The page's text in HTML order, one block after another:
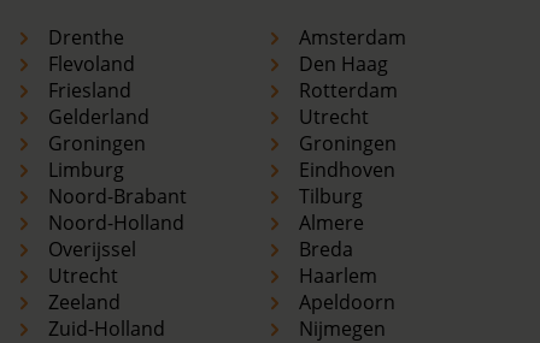
Drenthe
Flevoland
Friesland
Gelderland
Groningen
Limburg
Noord-Brabant
Noord-Holland
Overijssel
Utrecht
Zeeland
Zuid-Holland
Amsterdam
Den Haag
Rotterdam
Utrecht
Groningen
Eindhoven
Tilburg
Almere
Breda
Haarlem
Apeldoorn
Nijmegen